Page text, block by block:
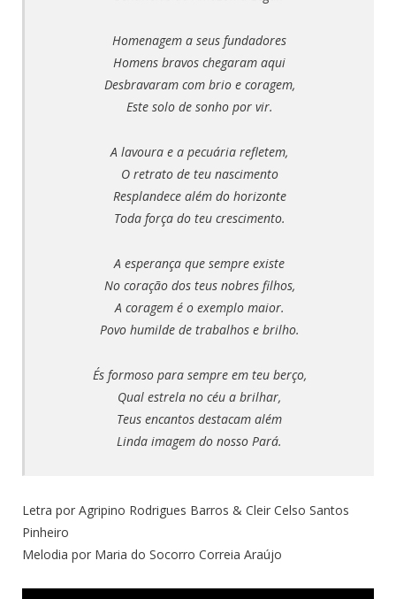
Homenagem a seus fundadores
Homens bravos chegaram aqui
Desbravaram com brio e coragem,
Este solo de sonho por vir.
A lavoura e a pecuária refletem,
O retrato de teu nascimento
Resplandece além do horizonte
Toda força do teu crescimento.
A esperança que sempre existe
No coração dos teus nobres filhos,
A coragem é o exemplo maior.
Povo humilde de trabalhos e brilho.
És formoso para sempre em teu berço,
Qual estrela no céu a brilhar,
Teus encantos destacam além
Linda imagem do nosso Pará.
Letra por Agripino Rodrigues Barros & Cleir Celso Santos
Pinheiro
Melodia por Maria do Socorro Correia Araújo